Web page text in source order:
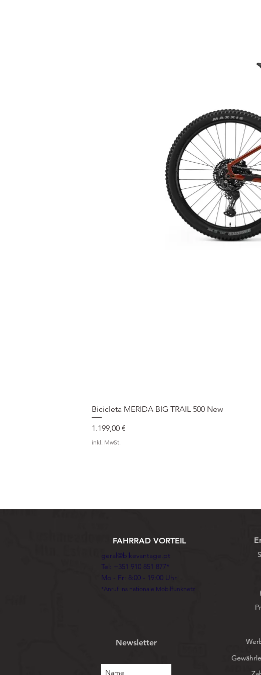
Bicicleta MERIDA BIG TRAIL 500 New
Preis
1.199,00 €
inkl. MwSt.
FAHRRAD VORTEIL
geral@bikevantage.pt
Tel: +351 910 851 877*
Mo - Fr: 8:00 - 19:00 Uhr
*Anruf ins nationale Mobilfunknetz
Newsletter